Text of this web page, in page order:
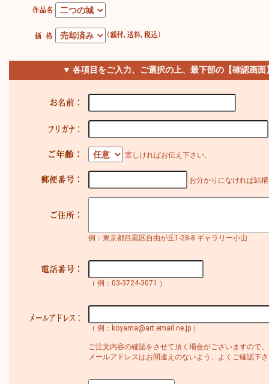
▼ 各項目をご入力、ご選択の上、最下部の【確認画
宜しければお伝え下さい。
お分かりになければ結
例：東京都目黒区自由が丘1-28-8 ギャラリー小山
（ 例：03-3724-3071 ）
（ 例：koyama@art.email.ne.jp ）
ご注文内容の確認をさせて頂く場合がございますので、
メールアドレスはお間違えのないよう、よくご確認下